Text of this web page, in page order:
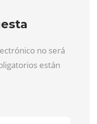
no será
están